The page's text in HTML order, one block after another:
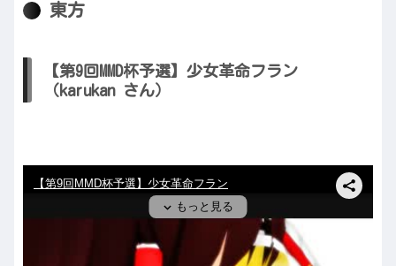
東方
【第9回MMD杯予選】少女革命フラン
（karukan さん）